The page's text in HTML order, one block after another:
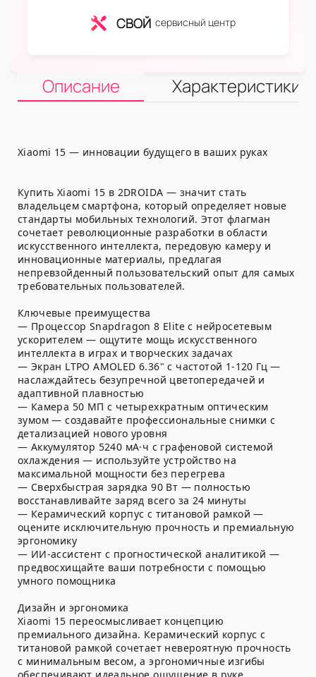
СВОЙ сервисный центр
Описание Характеристики
Xiaomi 15 — инновации будущего в ваших руках
Купить Xiaomi 15 в 2DROIDA — значит стать
владельцем смартфона, который определяет новые
стандарты мобильных технологий. Этот флагман
сочетает революционные разработки в области
искусственного интеллекта, передовую камеру и
инновационные материалы, предлагая
непревзойденный пользовательский опыт для самых
требовательных пользователей.
Ключевые преимущества
— Процессор Snapdragon 8 Elite с нейросетевым
ускорителем — ощутите мощь искусственного
интеллекта в играх и творческих задачах
— Экран LTPO AMOLED 6.36" с частотой 1-120 Гц —
наслаждайтесь безупречной цветопередачей и
адаптивной плавностью
— Камера 50 МП с четырехкратным оптическим
зумом — создавайте профессиональные снимки с
детализацией нового уровня
— Аккумулятор 5240 мА·ч с графеновой системой
охлаждения — используйте устройство на
максимальной мощности без перегрева
— Сверхбыстрая зарядка 90 Вт — полностью
восстанавливайте заряд всего за 24 минуты
— Керамический корпус с титановой рамкой —
оцените исключительную прочность и премиальную
эргономику
— ИИ-ассистент с прогностической аналитикой —
предвосхищайте ваши потребности с помощью
умного помощника
Дизайн и эргономика
Xiaomi 15 переосмысливает концепцию
премиального дизайна. Керамический корпус с
титановой рамкой сочетает невероятную прочность
с минимальным весом, а эргономичные изгибы